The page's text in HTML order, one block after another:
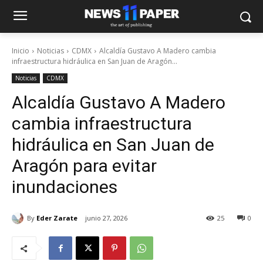
Inicio Noticias CDMX
Alcaldía Gustavo A Madero cambia
infraestructura hidráulica en San Juan de Aragón...
Noticias CDMX
Alcaldía Gustavo A Madero
cambia infraestructura
hidráulica en San Juan de
Aragón para evitar
inundaciones
By Eder Zarate junio 27, 2026 0
25